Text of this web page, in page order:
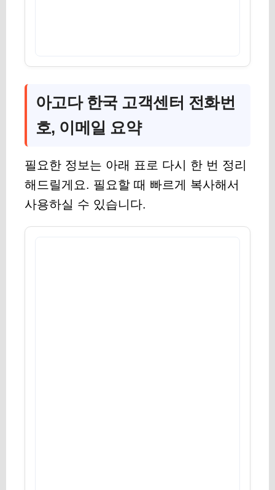
아고다 한국 고객센터 전화번
호, 이메일 요약
필요한 정보는 아래 표로 다시 한 번 정리
해드릴게요. 필요할 때 빠르게 복사해서
사용하실 수 있습니다.